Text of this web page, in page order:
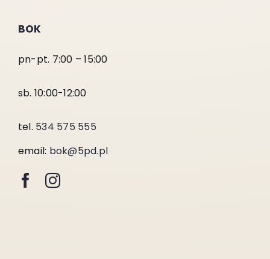
BOK
pn-pt. 7:00 – 15:00
sb. 10:00-12:00
tel. 534 575 555
email: bok@5pd.pl